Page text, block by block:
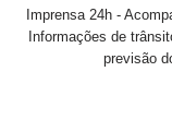
Imprensa 24h -
Informações de
previsão